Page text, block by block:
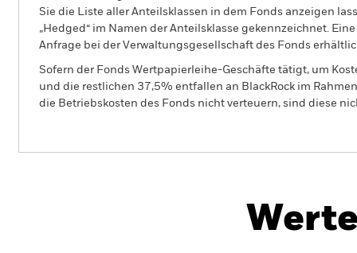
Sie die Liste aller Anteilsklassen in dem Fonds anzeigen
„Hedged“ im Namen der Anteilsklasse gekennzeichnet.
Anfrage bei der Verwaltungsgesellschaft des Fonds
Sofern der Fonds Wertpapierleihe-Geschäfte tätigt, um
und die restlichen 37,5% entfallen an BlackRock im
die Betriebskosten des Fonds nicht verteuern, sind diese